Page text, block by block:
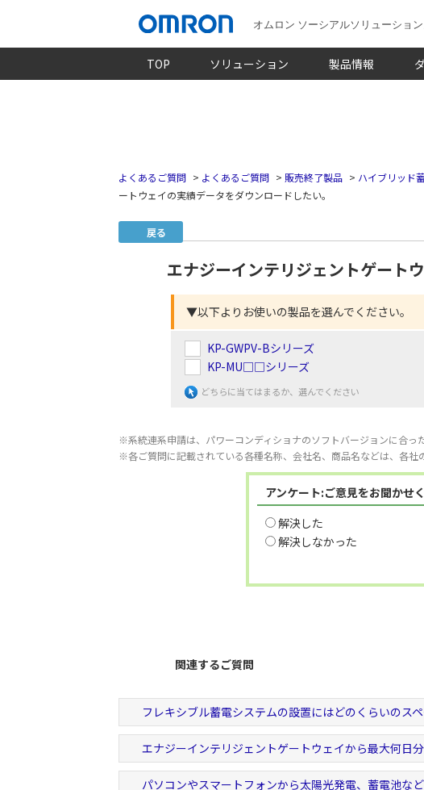
オムロン ソーシアルソリューショ
TOP ソリューション 製品情報
よくあるご質問 > よくあるご質問 > 販売終了製品 > ハイブリッド
ートウェイの実績データをダウンロードしたい。
戻る
エナジーインテリジェントゲート
▼以下よりお使いの製品を選んでください。
KP-GWPV-Bシリーズ
KP-MU□□シリーズ
どちらに当てはまるか、選んでください
※系統連系申請は、パワーコンディショナのソフトバージョンに合っ
※各ご質問に記載されている各種名称、会社名、商品名などは、各社
アンケート:ご意見をお聞かせ
解決した
解決しなかった
関連するご質問
フレキシブル蓄電システムの設置にはどのくらいのス
エナジーインテリジェントゲートウェイから最大何日
パソコンやスマートフォンから太陽光発電、蓄電池な